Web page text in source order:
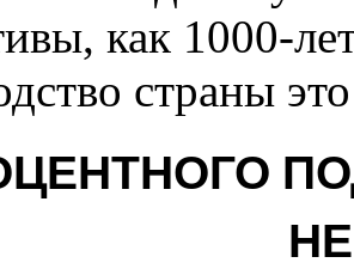
как 1000-
страны